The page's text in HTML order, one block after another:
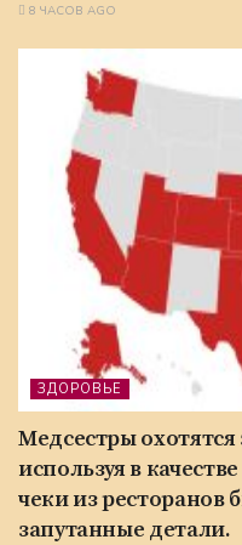
8 ЧАСОВ AGO
ЗДОРОВЬЕ
Медсестры
используя в
чеки из ресторанов
запутанные детали.